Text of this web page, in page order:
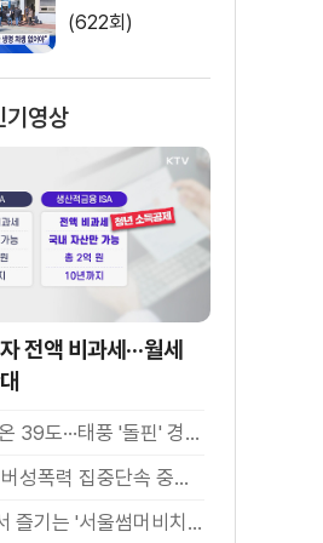
(622회)
기영상
전액 비과세···월세
서울 낮 기온 39도···태풍 '돌핀' 경로 변수
'26년 사이버성폭력 집중단속 중간성과 발표···향후 추진계획은?
도심서 피서 즐기는 '서울썸머비치' 인기몰이